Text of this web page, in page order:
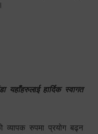
यहाँहरुलाई हार्दिक स्वागत
व्यापक रुपमा प्रयोग बढ्न